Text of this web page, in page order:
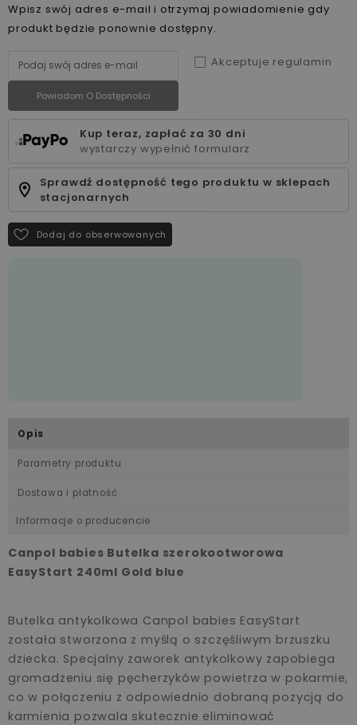
Wpisz swój adres e-mail i otrzymaj powiadomienie gdy
produkt będzie ponownie dostępny.
Akceptuje regulamin
Powiadom O Dostępności
Kup teraz, zapłać za 30 dni
wystarczy wypełnić formularz
Sprawdź dostępność tego produktu w sklepach
stacjonarnych
Dodaj do obserwowanych
Opis
Parametry produktu
Dostawa i płatność
Informacje o producencie
Canpol babies Butelka szerokootworowa
EasyStart 240ml Gold blue
Butelka antykolkowa Canpol babies EasyStart
została stworzona z myślą o szczęśliwym brzuszku
dziecka. Specjalny zaworek antykolkowy zapobiega
gromadzeniu się pęcherzyków powietrza w pokarmie,
co w połączeniu z odpowiednio dobraną pozycją do
karmienia pozwala skutecznie eliminować